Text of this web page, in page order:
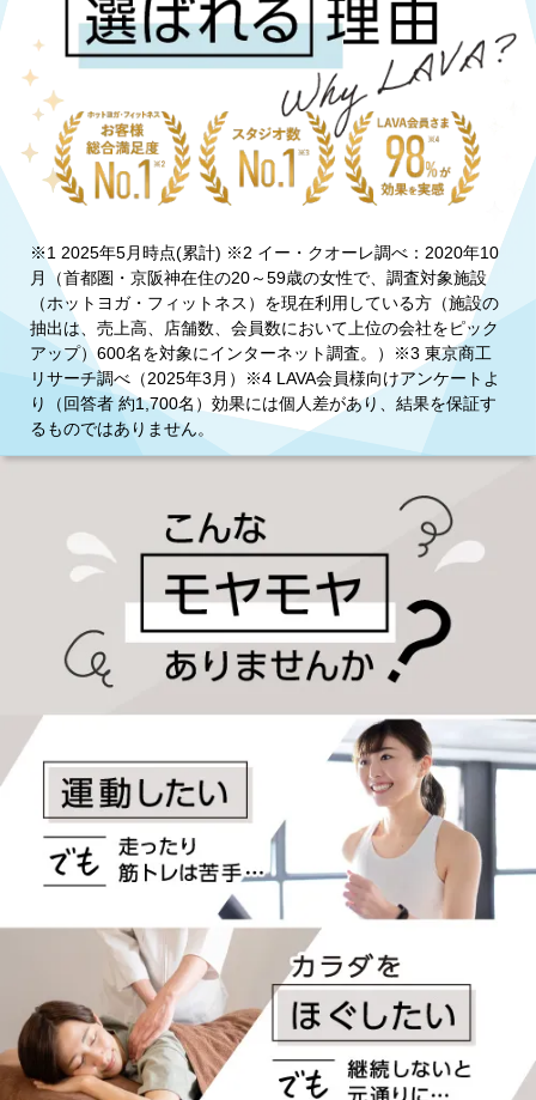
※1 2025年5月時点(累計) ※2 イー・クオーレ調べ：2020年10
月（首都圏・京阪神在住の20～59歳の女性で、調査対象施設
（ホットヨガ・フィットネス）を現在利用している方（施設の
抽出は、売上高、店舗数、会員数において上位の会社をピック
アップ）600名を対象にインターネット調査。）※3 東京商工
リサーチ調べ（2025年3月）※4 LAVA会員様向けアンケートよ
り（回答者 約1,700名）効果には個人差があり、結果を保証す
るものではありません。